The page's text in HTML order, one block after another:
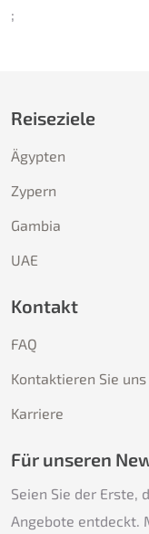
;
Reiseziele
Ägypten
Zypern
Gambia
UAE
Kontakt
FAQ
Kontaktieren Sie uns
Karriere
Für unseren
Seien Sie der Erste,
Angebote entdeckt.